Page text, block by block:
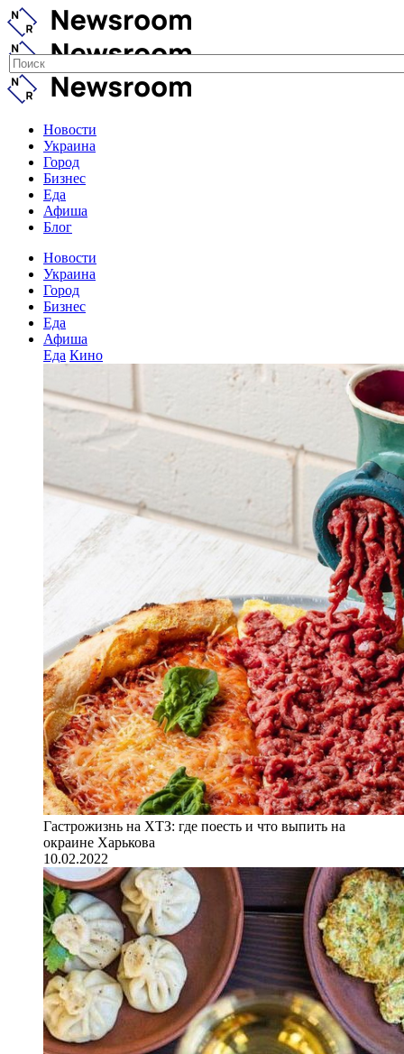
Новости
Украина
Город
Бизнес
Еда
Афиша
Блог
Новости
Украина
Город
Бизнес
Еда
Афиша
Еда Кино
Гастрожизнь на ХТЗ: где поесть и что выпить на
окраине Харькова
10.02.2022